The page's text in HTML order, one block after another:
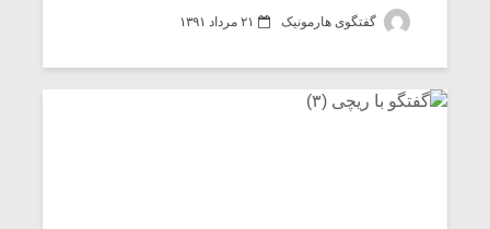
گفتگوی هارمونیک ۲۱ مرداد ۱۳۹۱